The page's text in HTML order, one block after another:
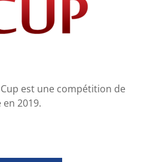
Cup est une compétition de
2019.